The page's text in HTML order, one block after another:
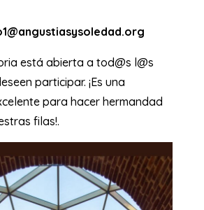
está abierta a tod@s l@s
participar. ¡Es una
para hacer hermandad
filas!.